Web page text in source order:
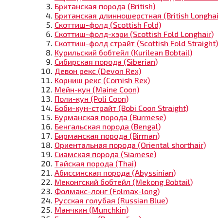
Британская порода (British)
Британская длинношерстная (British
Скоттиш-фолд (Scottish Fold)
Скоттиш-фолд-хэри (Scottish Fold Longhair)
Скоттиш-фолд страйт (Scottish Fold Straight)
Курильский бобтейл (Kurilean Bobtail)
Сибирская порода (Siberian)
Девон рекс (Devon Rex)
Корниш рекс (Cornish Rex)
Мейн-кун (Maine Coon)
Поли-кун (Poli Coon)
Боби-кун-страйт (Bobi Coon Straight)
Бурманская порода (Burmese)
Бенгальская порода (Bengal)
Бирманская порода (Birman)
Ориентальная порода (Oriental shorthair)
Сиамская порода (Siamese)
Тайская порода (Thai)
Абиссинская порода (Abyssinian)
Меконгский бобтейл (Mekong Bobtail)
Фолмакс-лонг (Folmax-long)
Русская голубая (Russian Blue)
Манчкин (Munchkin)